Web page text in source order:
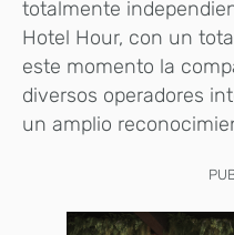
totalmente
Hotel Hour, con un
este momento la
diversos operadores
un amplio